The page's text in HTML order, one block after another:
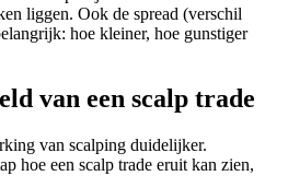
liggen. Ook de spread (verschil
hoe kleiner, hoe gunstiger
van een scalp trade
van scalping duidelijker.
hoe een scalp trade eruit kan zien,